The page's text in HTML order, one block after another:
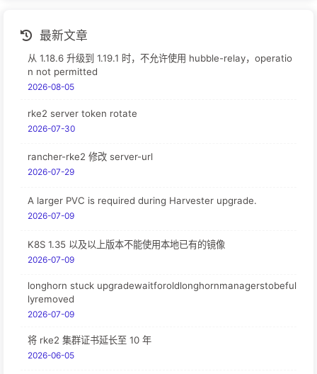
最新文章
从 1.18.6 升级到 1.19.1 时，不允许使用 hubble-relay，operatio
n not permitted
2026-08-05
rke2 server token rotate
2026-07-30
rancher-rke2 修改 server-url
2026-07-29
A larger PVC is required during Harvester upgrade.
2026-07-09
K8S 1.35 以及以上版本不能使用本地已有的镜像
2026-07-09
longhorn stuck upgradewaitforoldlonghornmanagerstobeful
lyremoved
2026-07-09
将 rke2 集群证书延长至 10 年
2026-06-05